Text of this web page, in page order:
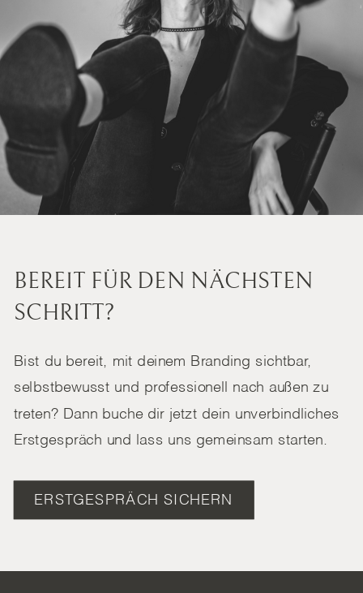
BEREIT FÜR DEN NÄCHSTEN
SCHRITT?
Bist du bereit, mit deinem Branding sichtbar,
selbstbewusst und professionell nach außen zu
treten? Dann buche dir jetzt dein unverbindliches
Erstgespräch und lass uns gemeinsam starten.
ERSTGESPRÄCH SICHERN